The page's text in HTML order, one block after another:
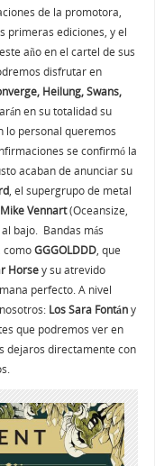
de la promotora,
primeras ediciones, y el
año en el cartel de sus
disfrutar en
Heilung, Swans,
en su totalidad su
lo personal queremos
se confirmó la
acaban de anunciar su
, el supergrupo de metal
Mike Vennart(Oceansize,
al bajo. Bandas más
comoGGGOLDDD, que
Horsey su atrevido
perfecto. A nivel
Los Sara Fontány
que podremos ver en
dejaros directamente con